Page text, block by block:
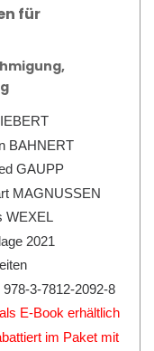
für
BAHNERT
GAUPP
MAGNUSSEN
WEXEL
2021
978-3-7812-2092-8
E-Book erhältlich
im Paket mit